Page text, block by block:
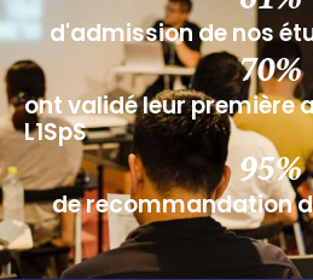
d'admission de nos
ont validé leur première
L1SpS
70%
de recommandation
95%